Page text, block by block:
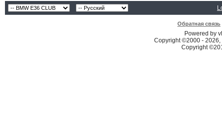
Обратная связь
Powered by
Copyright ©2000 -
Copyright